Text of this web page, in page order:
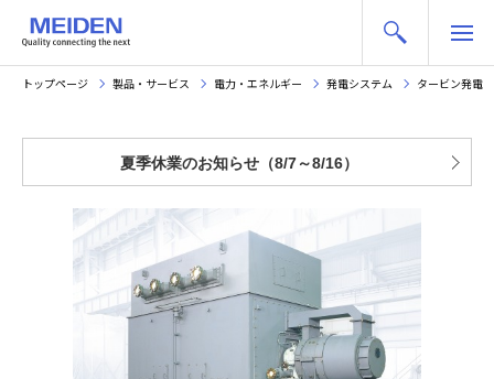
トップページ 製品・サービス 電力・エネルギー 発電システム タービン発電機
夏季休業のお知らせ（8/7～8/16）